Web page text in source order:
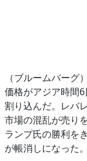
（ブルームバー
価格がアジア時間
割り込んだ。レバ
市場の混乱が売り
ランプ氏の勝利を
が帳消しになった